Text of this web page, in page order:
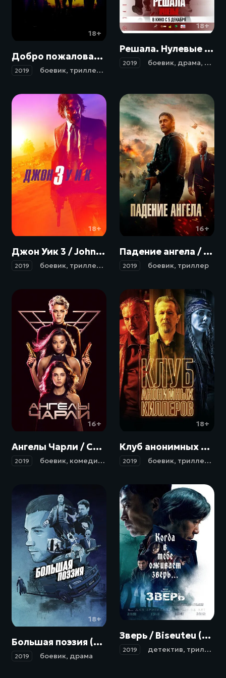
18+
Добро пожаловать в Акапулько / Welcome to Acapulco (2019)
2019 боевик, триллер , комедия
18+
Решала. Нулевые (2019)
2019 боевик, драма,
18+
Джон Уик 3 / John Wick: Chapter 3 - Parabellum (2019)
2019 боевик, триллер , криминал
16+
Падение ангела / Angel Has Fallen (2019)
2019 боевик, триллер
16+
Ангелы Чарли / Charlie's Angels (2019)
2019 боевик, комедия , приключения
18+
Клуб анонимных киллеров / Killers Anonymous (2019)
2019 боевик, триллер ,
18+
Большая поэзия (2019)
2019 боевик, драма
18+
Зверь / Biseuteu (2019)
2019 детектив, триллер